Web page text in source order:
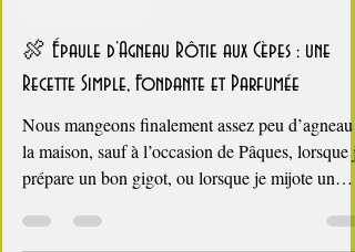
4 min de lecture
C'est l'automne